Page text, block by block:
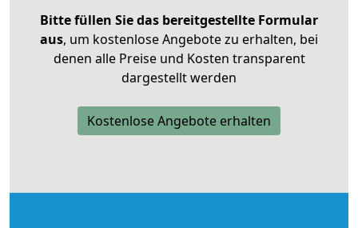
Bitte füllen Sie das bereitgestellte Formular
aus, um kostenlose Angebote zu erhalten, bei
denen alle Preise und Kosten transparent
dargestellt werden
Kostenlose Angebote erhalten